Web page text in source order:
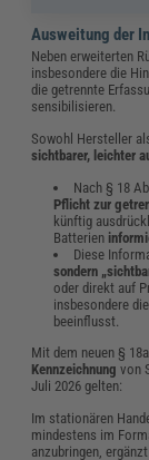
Ausweitung der
Neben erweiterten
insbesondere die
die getrennte
sensibilisieren.
Sowohl Hersteller
sichtbarer, leichter
Nach § 18
Pflicht zur
künftig
Batterien
Diese
sondern „
oder direkt auf
insbesondere
beeinflusst.
Mit dem neuen §
Kennzeichnung von
Juli 2026 gelten:
Im stationären
mindestens im
anzubringen,